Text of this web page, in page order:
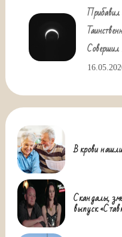
В крови
Скандалы,
выпуск